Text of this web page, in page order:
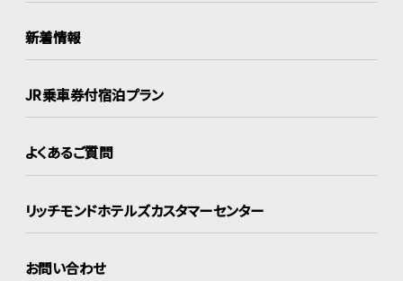
新着情報
JR乗車券付宿泊プラン
よくあるご質問
リッチモンドホテルズカスタマーセンター
お問い合わせ